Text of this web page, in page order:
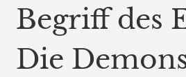
Begriff des
Die